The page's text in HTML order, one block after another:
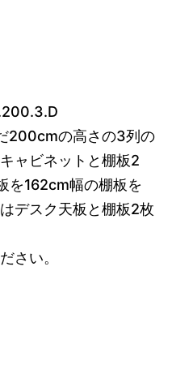
200cmの高さの3列の
ャビネットと棚板2
を162cm幅の棚板を
デスク天板と棚板2枚
さい。